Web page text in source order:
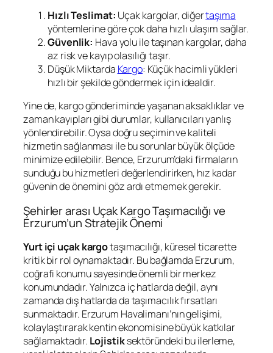
Hızlı Teslimat: Uçak kargolar, diğertaşıma
yöntemlerine göre çok daha hızlı ulaşım sağlar.
Güvenlik: Hava yolu ile taşınan kargolar, daha
az risk ve kayıp olasılığı taşır.
Düşük Miktarda Kargo: Küçük hacimli yükleri
hızlı bir şekilde göndermek için idealdir.
Yine de, kargo gönderiminde yaşanan aksaklıklar ve
zaman kayıpları gibi durumlar, kullanıcıları yanlış
yönlendirebilir. Oysa doğru seçimin ve kaliteli
hizmetin sağlanması ile bu sorunlar büyük ölçüde
minimize edilebilir. Bence, Erzurum’daki firmaların
sunduğu bu hizmetleri değerlendirirken, hız kadar
güvenin de önemini göz ardı etmemek gerekir.
Şehirler arası Uçak Kargo Taşımacılığı ve
Erzurum’un Stratejik Önemi
Yurt içi uçak kargotaşımacılığı, küresel ticarette
kritik bir rol oynamaktadır. Bu bağlamda Erzurum,
coğrafi konumu sayesinde önemli bir merkez
konumundadır. Yalnızca iç hatlarda değil, aynı
zamanda dış hatlarda da taşımacılık fırsatları
sunmaktadır. Erzurum Havalimanı’nın gelişimi,
kolaylaştırarak kentin ekonomisine büyük katkılar
sağlamaktadır. Lojistiksektöründeki bu ilerleme,